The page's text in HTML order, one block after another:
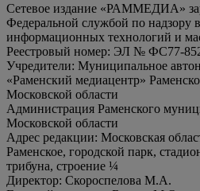
Сетевое издание «РАММЕДИА»
Федеральной службой по надзору
информационных технологий и
Реестровый номер: ЭЛ № ФС77-
Учредители: Муниципальное
«Раменский медиацентр»
Московской области
Администрация Раменского
Московской области
Адрес редакции: Московская
Раменское, городской парк,
трибуна, строение ¼
Директор: Скороспелова М.А.